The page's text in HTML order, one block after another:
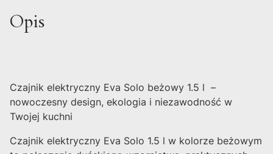
Opis
Czajnik elektryczny Eva Solo beżowy 1.5 l –
nowoczesny design, ekologia i niezawodność w
Twojej kuchni
Czajnik elektryczny Eva Solo 1.5 l w kolorze beżowym